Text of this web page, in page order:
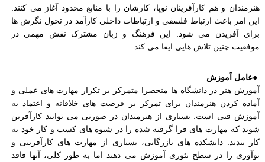
هنرمندان و هم کارآفرینان نوپا، کارشان را با منابع محدود آغاز می کنند.
این امر باعث ارتباط فلسفی و ارتباطات داخلی کارآمد در تحول نگرش ها
برای آفریدن می شود. این فرهنگ و زبان مشترک نقش مهمی در
موفقیت چنین تلاش هایی ایفا می کند
●عامل آموزش
آموزش هنر در دانشگاه ها منحصرا متمرکز بر تکرار مهارت های عملی و
آماده کردن هنرمندان برای تمرکز بر فرصت های خلاقانه و اعتماد به
آموزش فنی است. بسیاری از هنرمندان در صورتی می توانند کارآفرین
شوند که مهارت های فرا گرفته شده را در شیوه های کسب و کار خود به
کار بندند. دانشکده های بازرگانی، بسیاری از مهارت های کارآفرینی و
نوآوری را در سطح تئوری آموزش می دهند اما به طور کلی، آنها فاقد